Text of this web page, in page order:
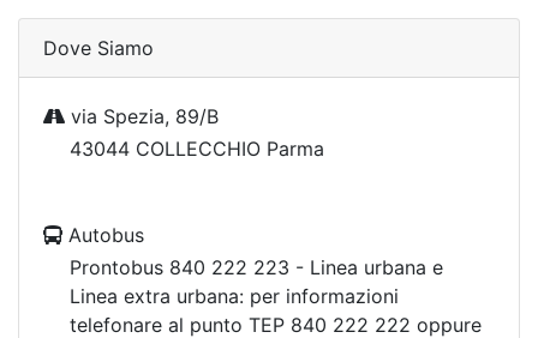
Dove Siamo
via Spezia, 89/B
43044 COLLECCHIO Parma
Autobus
Prontobus 840 222 223 - Linea urbana e
Linea extra urbana: per informazioni
telefonare al punto TEP 840 222 222 oppure